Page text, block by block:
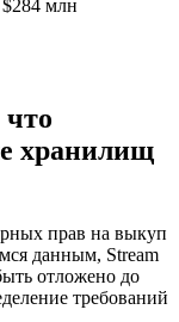
хранилищ
прав на выкуп
данным, Stream
отложено до
требований